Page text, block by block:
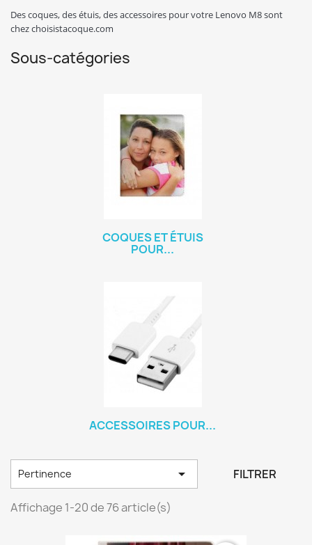
Des coques, des étuis, des accessoires pour votre Lenovo M8 sont
chez choisistacoque.com
Sous-catégories
COQUES ET ÉTUIS
POUR...
ACCESSOIRES POUR...
Pertinence  FILTRER
Affichage 1-20 de 76 article(s)